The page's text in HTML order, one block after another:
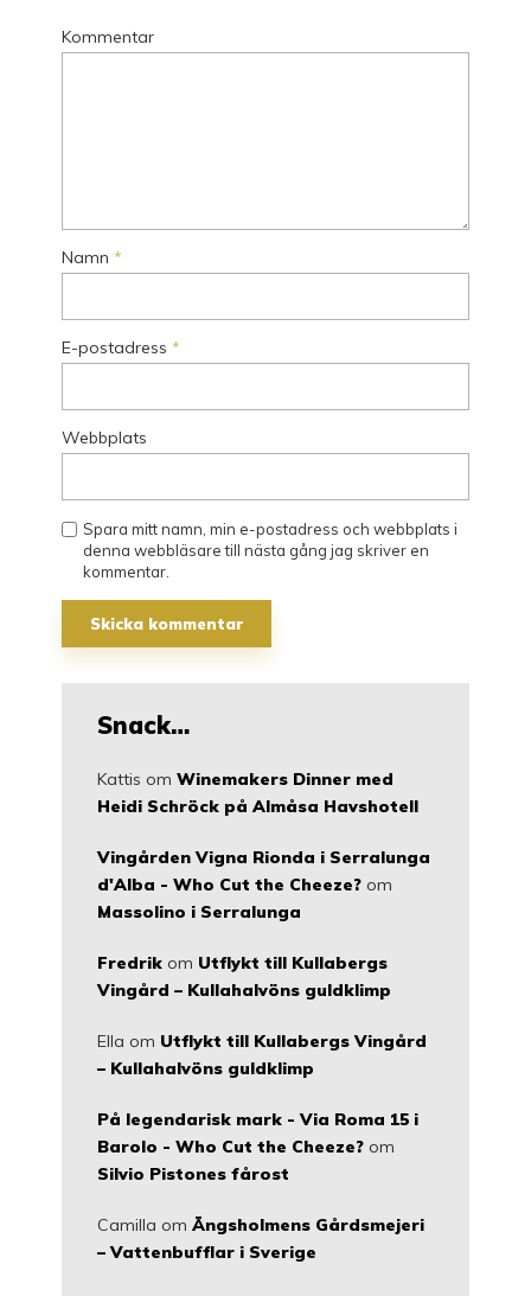
Kommentar
Namn *
E-postadress *
Webbplats
Spara mitt namn, min e-postadress och webbplats i
denna webbläsare till nästa gång jag skriver en
kommentar.
Snack…
Kattis om Winemakers Dinner med
Heidi Schröck på Almåsa Havshotell
Vingården Vigna Rionda i Serralunga
d'Alba - Who Cut the Cheeze? om
Massolino i Serralunga
Fredrik om Utflykt till Kullabergs
Vingård – Kullahalvöns guldklimp
Ella om Utflykt till Kullabergs Vingård
– Kullahalvöns guldklimp
På legendarisk mark - Via Roma 15 i
Barolo - Who Cut the Cheeze? om
Silvio Pistones fårost
Camilla om Ängsholmens Gårdsmejeri
– Vattenbufflar i Sverige